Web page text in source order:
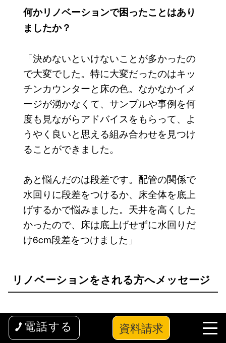
電話する 資料請求
何かリノベーションで困ったことはあり
ましたか？
「決めないといけないことが多かったの
で大変でした。特に大変だったのはキッ
チンカウンターと床の色。なかなかイメ
ージが湧かなくて、サンプルや事例を何
度も見ながらアドバイスをもらって、よ
うやく良いと思える組み合わせを見つけ
ることができました。
あと悩んだのは段差です。配管の関係で
水回りに段差をつけるか、床全体を底上
げするかで悩みました。天井を高くした
かったので、床は底上げせずに水回りだ
け6cm段差をつけました」
リノベーションをされる方へメッセージ
最後にKさんから、リノベーションをされ
る方へ向けてメッセージをいただきまし